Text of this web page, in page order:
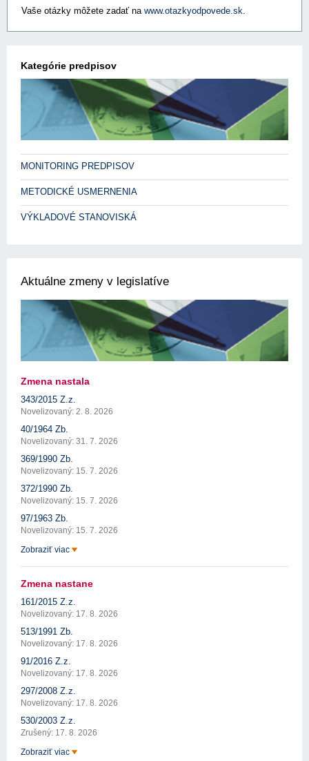
Vaše otázky môžete zadať na www.otazkyodpovede.sk.
Kategórie predpisov
MONITORING PREDPISOV
METODICKÉ USMERNENIA
VÝKLADOVÉ STANOVISKÁ
Aktuálne zmeny v legislatíve
Zmena nastala
343/2015 Z.z.
Novelizovaný: 2. 8. 2026
40/1964 Zb.
Novelizovaný: 31. 7. 2026
369/1990 Zb.
Novelizovaný: 15. 7. 2026
372/1990 Zb.
Novelizovaný: 15. 7. 2026
97/1963 Zb.
Novelizovaný: 15. 7. 2026
Zobraziť viac
Zmena nastane
161/2015 Z.z.
Novelizovaný: 17. 8. 2026
513/1991 Zb.
Novelizovaný: 17. 8. 2026
91/2016 Z.z.
Novelizovaný: 17. 8. 2026
297/2008 Z.z.
Novelizovaný: 17. 8. 2026
530/2003 Z.z.
Zrušený: 17. 8. 2026
Zobraziť viac